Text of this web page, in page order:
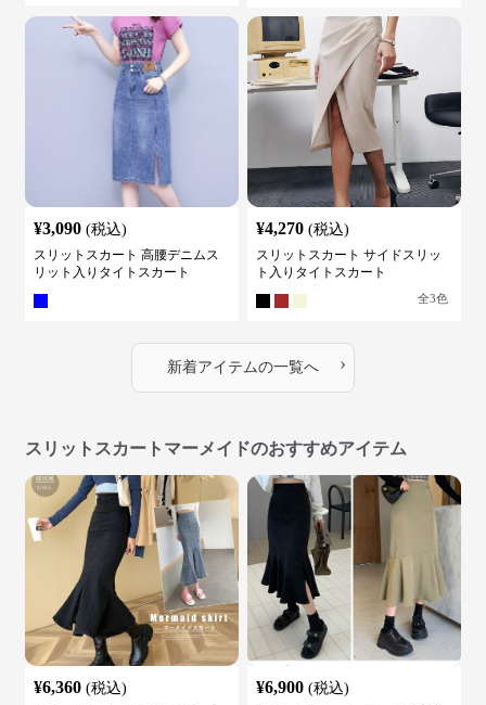
¥3,090 (税込)
スリットスカート 高腰デニムス
リット入りタイトスカート
¥4,270 (税込)
スリットスカート サイドスリッ
ト入りタイトスカート
全3色
新着アイテムの一覧へ ›
スリットスカートマーメイドのおすすめアイテム
¥6,360 (税込) ¥6,900 (税込)